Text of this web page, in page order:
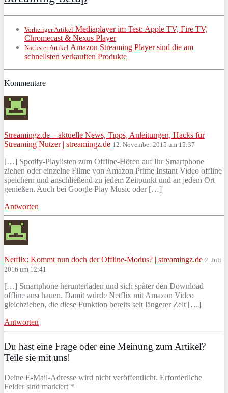
Vorheriger Artikel Mediaplayer im Test: Apple TV, Fire TV,
Chromecast & Nexus Player
Nächster Artikel Amazon Streaming Player sind die am
schnellsten verkauften Produkte
Kommentare
Streamingz.de – aktuelle News, Tipps, Anleitungen, Hacks für
Streaming Nutzer | streamingz.de 12. November 2015 um 15:37
[…] Spotify-Playlisten zum Offline-Hören auf Ihr Smartphone
ziehen oder einzelne Filme von Amazon Prime Instant Video offline
speichern und anschließend zu jedem Zeitpunkt und an jedem Ort
genießen. Auch bei Google Play Music oder […]
Antworten
Netflix: Kommt nun doch der Offline-Modus? | streamingz.de 2. Juli
2016 um 12:41
[…] Smartphone herunterladen und sich später den Download
offline anschauen. Damit würde Netflix mit Amazon Video
gleichziehen, die diese Funktion bereits seit längerer Zeit […]
Antworten
Du hast eine Frage oder eine Meinung zum Artikel?
Teile sie mit uns!
Deine E-Mail-Adresse wird nicht veröffentlicht. Erforderliche
Felder sind markiert *